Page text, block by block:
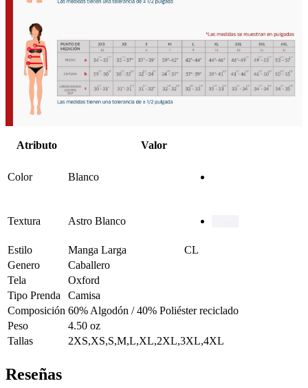
Atributo Valor
Color Blanco
Textura Astro Blanco
Estilo Manga Larga
CL
Genero
Caballero
Tela
Oxford
Tipo Prenda
Camisa
Composición 60% Algodón / 40% Poliéster reciclado
Peso
4.50 oz
Tallas
2XS,XS,S,M,L,XL,2XL,3XL,4XL
Reseñas